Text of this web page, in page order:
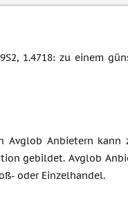
1.4718: zu einem
Avglob Anbietern
gebildet. Avglob
oder Einzelhandel.